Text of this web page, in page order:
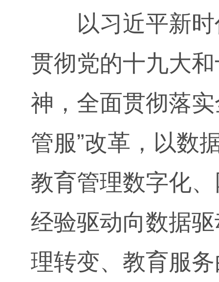
以习近平新时
贯彻党的十九大
神，全面贯彻落
管服”改革，以数
教育管理数字化
经验驱动向数据
理转变、教育服